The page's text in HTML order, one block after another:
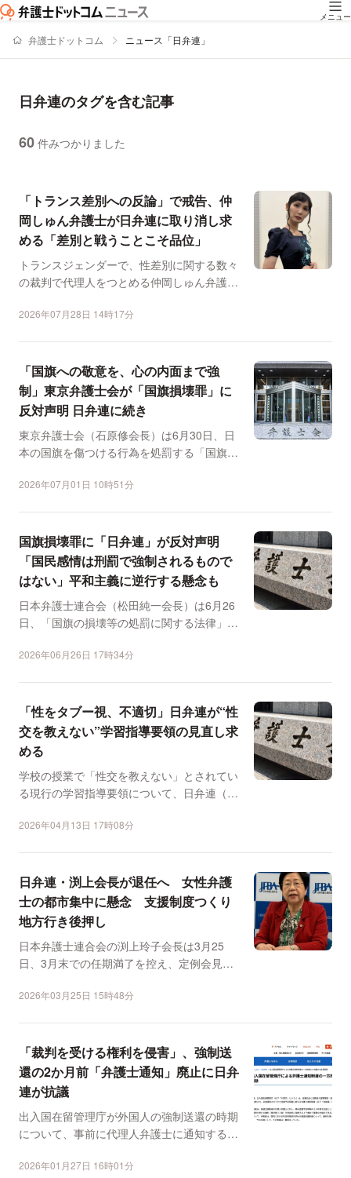
メニュー
弁護士ドットコム ニュース「日弁連」
日弁連のタグを含む記事
60 件みつかりました
「トランス差別への反論」で戒告、仲
岡しゅん弁護士が日弁連に取り消し求
める「差別と戦うことこそ品位」
トランスジェンダーで、性差別に関する数々
の裁判で代理人をつとめる仲岡しゅん弁護士
2026年07月28日 14時17分
「国旗への敬意を、心の内面まで強
制」東京弁護士会が「国旗損壊罪」に
反対声明 日弁連に続き
東京弁護士会（石原修会長）は6月30日、日
本の国旗を傷つける行為を処罰する「国旗の
2026年07月01日 10時51分
国旗損壊罪に「日弁連」が反対声明
「国民感情は刑罰で強制されるもので
はない」平和主義に逆行する懸念も
日本弁護士連合会（松田純一会長）は6月26
日、「国旗の損壊等の処罰に関する法律」案
2026年06月26日 17時34分
「性をタブー視、不適切」日弁連が“性
交を教えない”学習指導要領の見直し求
める
学校の授業で「性交を教えない」とされてい
る現行の学習指導要領について、日弁連（松
2026年04月13日 17時08分
日弁連・渕上会長が退任へ 女性弁護
士の都市集中に懸念 支援制度つくり
地方行き後押し
日本弁護士連合会の渕上玲子会長は3月25
日、3月末での任期満了を控え、定例会見を
2026年03月25日 15時48分
「裁判を受ける権利を侵害」、強制送
還の2か月前「弁護士通知」廃止に日弁
連が抗議
出入国在留管理庁が外国人の強制送還の時期
について、事前に代理人弁護士に通知する制
2026年01月27日 16時01分